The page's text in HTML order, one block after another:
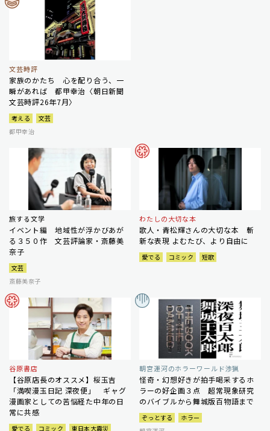
文芸時評
家族のかたち 心を配り合う、一
瞬があれば 都甲幸治〈朝日新聞
文芸時評26年7月〉
考える
文芸
都甲幸治
旅する文学
イベント編 地域性が浮かびあが
る３５０作 文芸評論家・斎藤美
奈子
文芸
斎藤美奈子
わたしの大切な本
歌人・青松輝さんの大切な本 斬
新な表現 よむたび、より自由に
愛でる コミック 短歌
谷原書店
【谷原店長のオススメ】桜玉吉
「満喫漫玉日記 深夜便」 ギャグ
漫画家としての苦悩経た中年の日
常に共感
愛でる コミック 東日本大震災
朝宮運河のホラーワールド渉猟
怪奇・幻想好きが拍手喝采するホ
ラーの好企画３点 超常現象研究
のバイブルから舞城版百物語まで
ぞっとする
ホラー